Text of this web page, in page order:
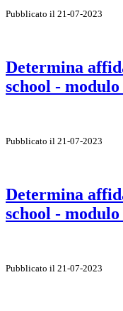
Pubblicato il 21-07-2023
Determina
school -
Pubblicato il 21-07-2023
Determina
school -
Pubblicato il 21-07-2023